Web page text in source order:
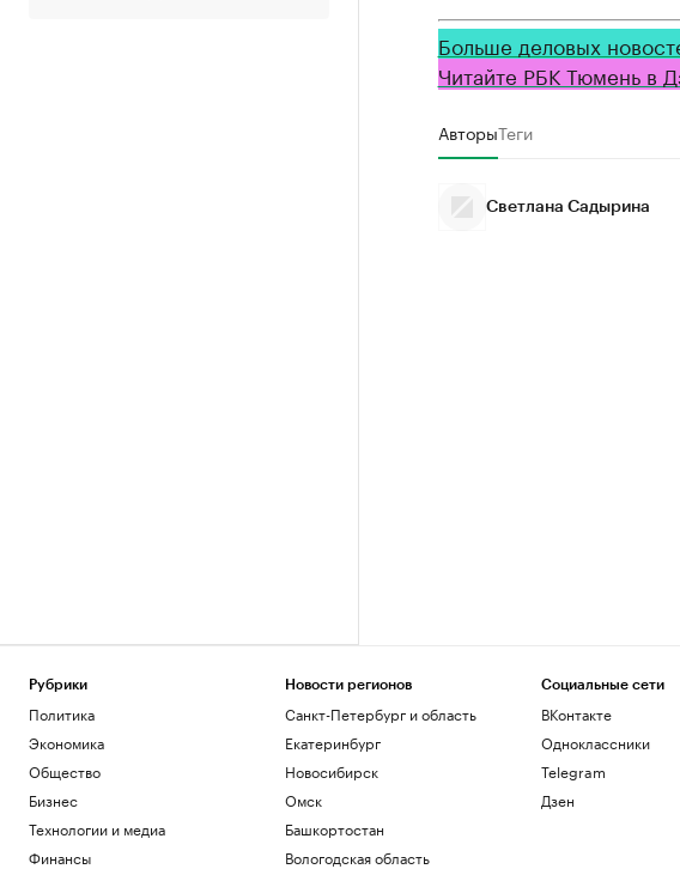
Больше деловых
Читайте РБК Тюмень в
АвторыТеги
Светлана Садырина
Рубрики
Политика
Экономика
Общество
Бизнес
Технологии и медиа
Финансы
Новости регионов
Санкт-Петербург и область
Екатеринбург
Новосибирск
Омск
Башкортостан
Вологодская область
Социальные сети
ВКонтакте
Одноклассники
Telegram
Дзен